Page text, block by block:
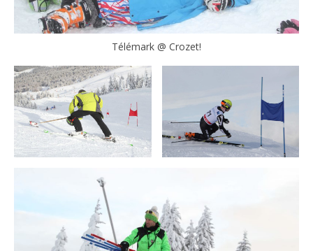
Télémark @ Crozet!